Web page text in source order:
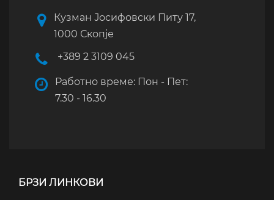
Кузман Јосифовски Питу 17,
1000 Скопје
+389 2 3109 045
Работно време: Пон - Пет:
7.30 - 16.30
БРЗИ ЛИНКОВИ